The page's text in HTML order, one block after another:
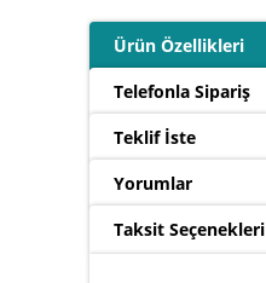
Ürün Özellikleri
Telefonla Sipariş
Teklif İste
Yorumlar
Taksit Seçenekleri